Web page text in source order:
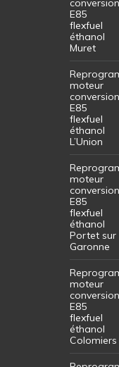
conversion
E85
flexfuel
éthanol
Muret
moteur
conversion
E85
flexfuel
éthanol
L’Union
moteur
conversion
E85
flexfuel
éthanol
Portet sur
Garonne
moteur
conversion
E85
flexfuel
éthanol
Colomiers